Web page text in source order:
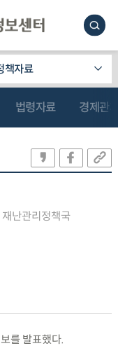
책자료
법령자료 경제관
난관리정책국
를 발표했다.